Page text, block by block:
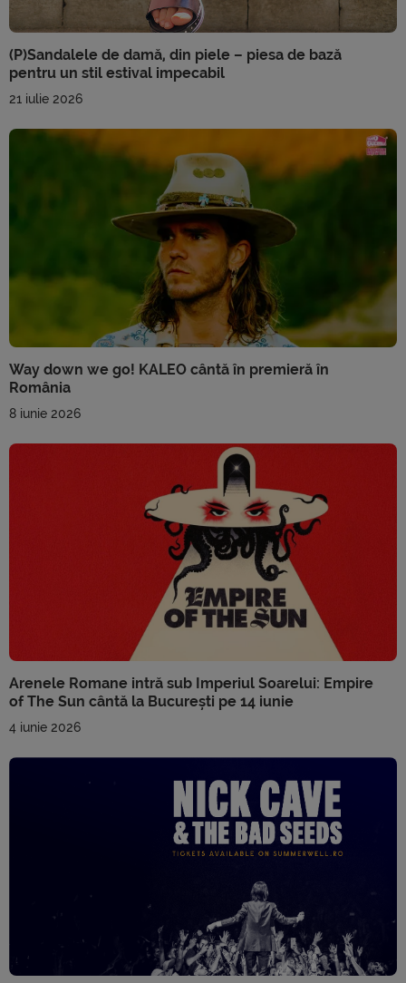
(P)Sandalele de damă, din piele – piesa de bază
pentru un stil estival impecabil
21 iulie 2026
Way down we go! KALEO cântă în premieră în
România
8 iunie 2026
Arenele Romane intră sub Imperiul Soarelui: Empire
of The Sun cântă la București pe 14 iunie
4 iunie 2026